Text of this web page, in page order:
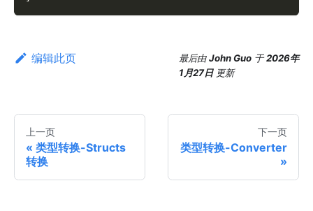
编辑此页 最后由John Guo 于2026年
1月27日 更新
上一页
类型转换-Structs
转换
下一页
类型转换-Converter